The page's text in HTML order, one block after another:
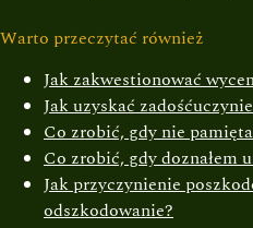
Warto przeczytać również
Jak zakwestionować
Jak uzyskać
Co zrobić, gdy nie
Co zrobić, gdy doznałem
Jak przyczynienie
odszkodowanie?